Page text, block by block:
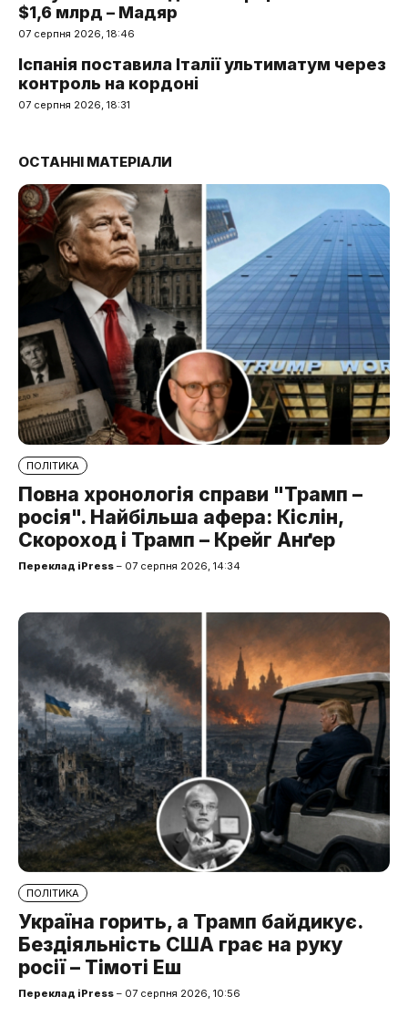
$1,6 млрд – Мадяр
07 серпня 2026, 18:46
Іспанія поставила Італії ультиматум через
контроль на кордоні
07 серпня 2026, 18:31
ОСТАННІ МАТЕРІАЛИ
ПОЛІТИКА
Повна хронологія справи "Трамп –
росія". Найбільша афера: Кіслін,
Скороход і Трамп – Крейг Анґер
Переклад iPress – 07 серпня 2026, 14:34
ПОЛІТИКА
Україна горить, а Трамп байдикує.
Бездіяльність США грає на руку
росії – Тімоті Еш
Переклад iPress – 07 серпня 2026, 10:56